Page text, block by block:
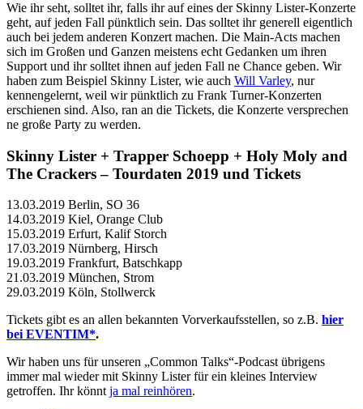
Wie ihr seht, solltet ihr, falls ihr auf eines der Skinny Lister-Konzerte
geht, auf jeden Fall pünktlich sein. Das solltet ihr generell eigentlich
auch bei jedem anderen Konzert machen. Die Main-Acts machen
sich im Großen und Ganzen meistens echt Gedanken um ihren
Support und ihr solltet ihnen auf jeden Fall ne Chance geben. Wir
haben zum Beispiel Skinny Lister, wie auch Will Varley, nur
kennengelernt, weil wir pünktlich zu Frank Turner-Konzerten
erschienen sind. Also, ran an die Tickets, die Konzerte versprechen
ne große Party zu werden.
Skinny Lister + Trapper Schoepp + Holy Moly and
The Crackers – Tourdaten 2019 und Tickets
13.03.2019 Berlin, SO 36
14.03.2019 Kiel, Orange Club
15.03.2019 Erfurt, Kalif Storch
17.03.2019 Nürnberg, Hirsch
19.03.2019 Frankfurt, Batschkapp
21.03.2019 München, Strom
29.03.2019 Köln, Stollwerck
Tickets gibt es an allen bekannten Vorverkaufsstellen, so z.B. hier
bei EVENTIM*.
Wir haben uns für unseren „Common Talks“-Podcast übrigens
immer mal wieder mit Skinny Lister für ein kleines Interview
getroffen. Ihr könntja mal reinhören.